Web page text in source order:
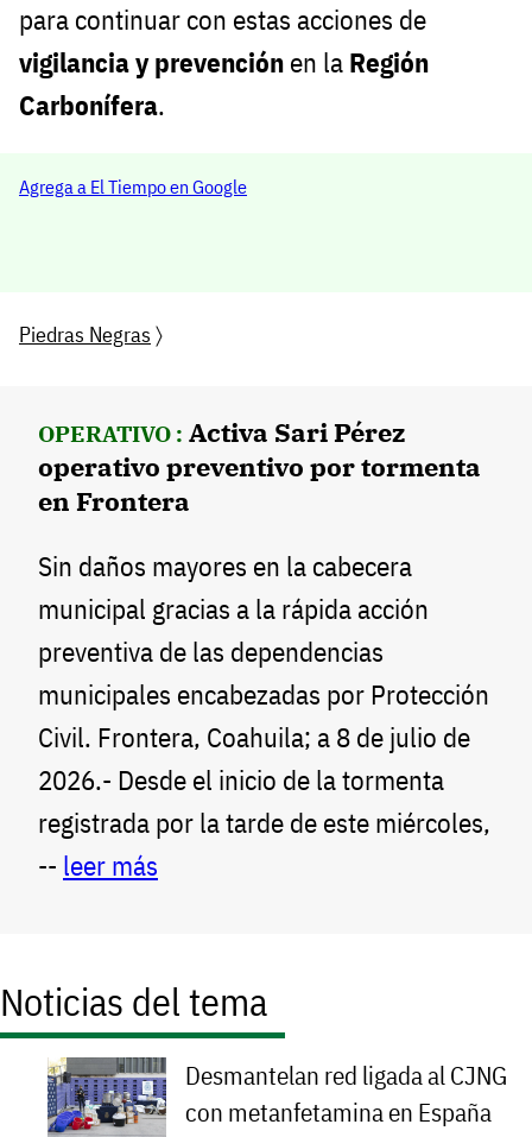
para continuar con estas acciones de
vigilancia y prevención en la Región
Carbonífera.
Agrega a El Tiempo en Google
Piedras Negras 〉
OPERATIVO : Activa Sari Pérez
operativo preventivo por tormenta
en Frontera
Sin daños mayores en la cabecera
municipal gracias a la rápida acción
preventiva de las dependencias
municipales encabezadas por Protección
Civil. Frontera, Coahuila; a 8 de julio de
2026.- Desde el inicio de la tormenta
registrada por la tarde de este miércoles,
-- leer más
Noticias del tema
Desmantelan red ligada al CJNG
con metanfetamina en España